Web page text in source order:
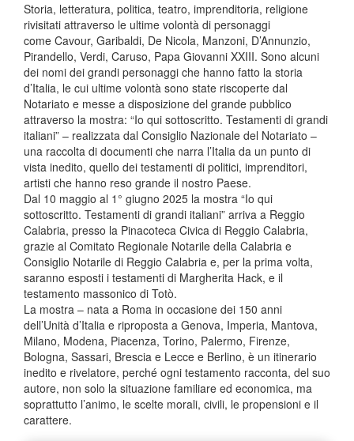
Storia, letteratura, politica, teatro, imprenditoria, religione
rivisitati attraverso le ultime volontà di personaggi
come Cavour, Garibaldi, De Nicola, Manzoni, D’Annunzio,
Pirandello, Verdi, Caruso, Papa Giovanni XXIII. Sono alcuni
dei nomi dei grandi personaggi che hanno fatto la storia
d’Italia, le cui ultime volontà sono state riscoperte dal
Notariato e messe a disposizione del grande pubblico
attraverso la mostra: “Io qui sottoscritto. Testamenti di grandi
italiani” – realizzata dal Consiglio Nazionale del Notariato –
una raccolta di documenti che narra l’Italia da un punto di
vista inedito, quello dei testamenti di politici, imprenditori,
artisti che hanno reso grande il nostro Paese.
Dal 10 maggio al 1° giugno 2025 la mostra “Io qui
sottoscritto. Testamenti di grandi italiani” arriva a Reggio
Calabria, presso la Pinacoteca Civica di Reggio Calabria,
grazie al Comitato Regionale Notarile della Calabria e
Consiglio Notarile di Reggio Calabria e, per la prima volta,
saranno esposti i testamenti di Margherita Hack, e il
testamento massonico di Totò.
La mostra – nata a Roma in occasione dei 150 anni
dell’Unità d’Italia e riproposta a Genova, Imperia, Mantova,
Milano, Modena, Piacenza, Torino, Palermo, Firenze,
Bologna, Sassari, Brescia e Lecce e Berlino, è un itinerario
inedito e rivelatore, perché ogni testamento racconta, del suo
autore, non solo la situazione familiare ed economica, ma
soprattutto l’animo, le scelte morali, civili, le propensioni e il
carattere.